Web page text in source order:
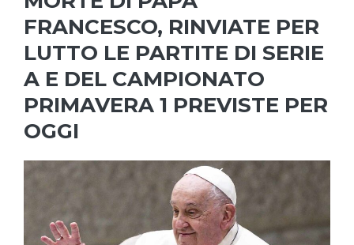
FRANCESCO, RINVIATE PER
LUTTO LE PARTITE DI SERIE
A E DEL CAMPIONATO
PRIMAVERA 1 PREVISTE PER
OGGI